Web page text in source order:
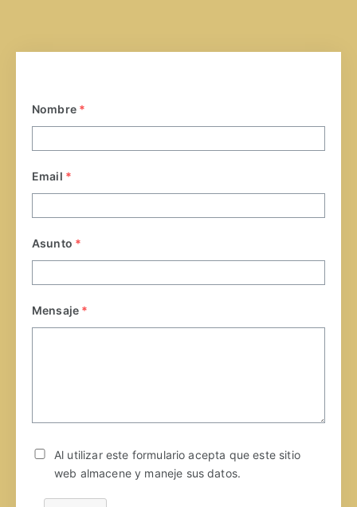
Nombre *
Email *
Asunto *
Mensaje *
Al utilizar este formulario acepta que este sitio
web almacene y maneje sus datos.